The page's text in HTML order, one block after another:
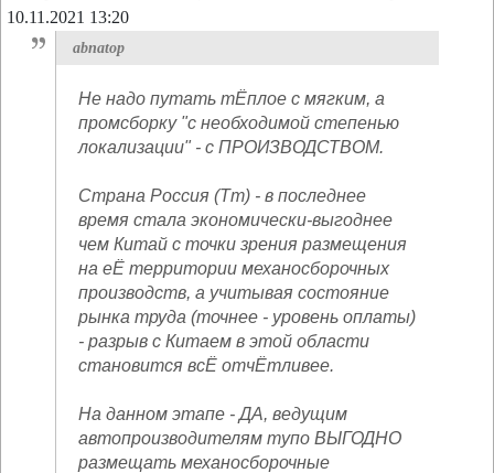
10.11.2021 13:20
abnatop
Не надо путать тЁплое с мягким, а
промсборку "с необходимой степенью
локализации" - с ПРОИЗВОДСТВОМ.
Страна Россия (Tm) - в последнее
время стала экономически-выгоднее
чем Китай с точки зрения размещения
на еЁ территории механосборочных
производств, а учитывая состояние
рынка труда (точнее - уровень оплаты)
- разрыв с Китаем в этой области
становится всЁ отчЁтливее.
На данном этапе - ДА, ведущим
автопроизводителям тупо ВЫГОДНО
размещать механосборочные